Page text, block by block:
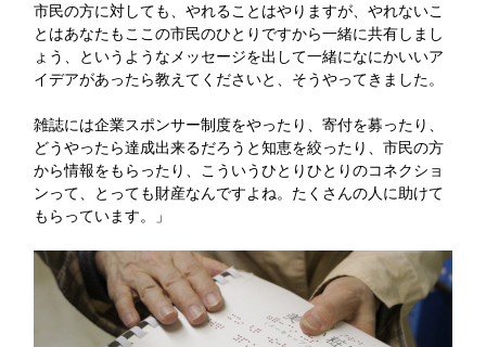
市民の方に対しても、やれることはやりますが、やれないこ
とはあなたもここの市民のひとりですから一緒に共有しまし
ょう、というようなメッセージを出して一緒になにかいいア
イデアがあったら教えてくださいと、そうやってきました。
雑誌には企業スポンサー制度をやったり、寄付を募ったり、
どうやったら達成出来るだろうと知恵を絞ったり、市民の方
から情報をもらったり、こういうひとりひとりのコネクショ
ンって、とっても財産なんですよね。たくさんの人に助けて
もらっています。」